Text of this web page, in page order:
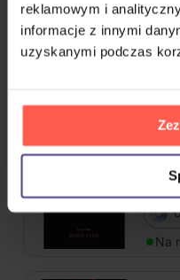
reklamowym i
informacje z innymi
uzyskanymi podczas
Na
Na